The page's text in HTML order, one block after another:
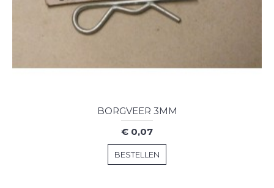
BORGVEER 3MM
€ 0,07
BESTELLEN